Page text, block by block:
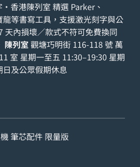
香港陳列室 精選 Parker、
龍等書寫工具，支援激光刻字與公
天內損壞／款式不符可免費換同
陳列室 觀塘巧明街 116-118 號 萬
室 星期一至五 11:30–19:30 星期
及公眾假期休息
筆芯配件 限量版